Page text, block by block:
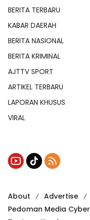
BERITA TERBARU
KABAR DAERAH
BERITA NASIONAL
BERITA KRIMINAL
AJTTV SPORT
ARTIKEL TERBARU
LAPORAN KHUSUS
VIRAL
About Advertise
Pedoman Media Cyber